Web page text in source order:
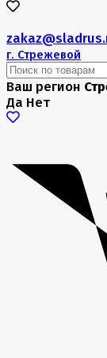
г. Стрежевой
Ваш регион
Да Нет